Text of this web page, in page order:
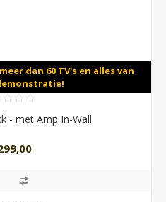
dan 60 TV's en alles van
- met Amp In-Wall